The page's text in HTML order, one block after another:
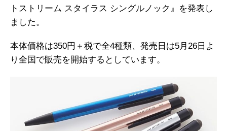
トストリーム スタイラス シングルノック』を発表し
ました。
本体価格は350円＋税で全4種類、発売日は5月26日よ
り全国で販売を開始するとしています。